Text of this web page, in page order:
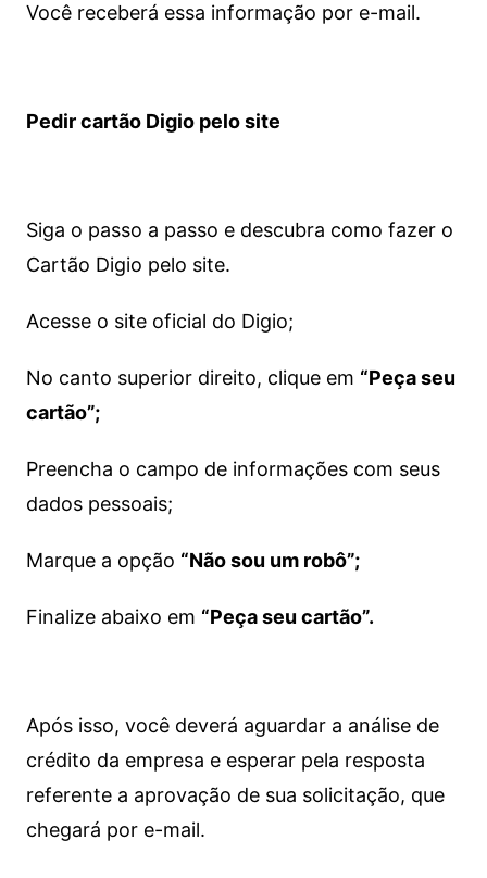
Você receberá essa informação por e-mail.
Pedir cartão Digio pelo site
Siga o passo a passo e descubra como fazer o
Cartão Digio pelo site.
Acesse o site oficial do Digio;
No canto superior direito, clique em “Peça seu
cartão”;
Preencha o campo de informações com seus
dados pessoais;
Marque a opção “Não sou um robô”;
Finalize abaixo em “Peça seu cartão”.
Após isso, você deverá aguardar a análise de
crédito da empresa e esperar pela resposta
referente a aprovação de sua solicitação, que
chegará por e-mail.